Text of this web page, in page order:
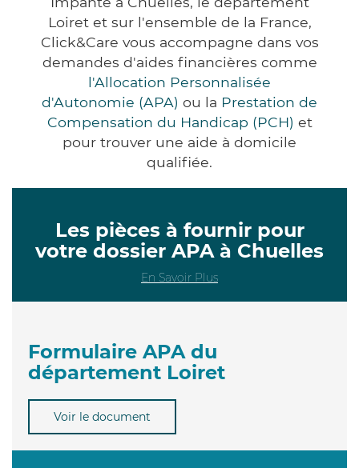
Loiret et sur l'ensemble de la France,
Click&Care vous accompagne dans vos
demandes d'aides financières comme
l'Allocation Personnalisée
d'Autonomie (APA) ou la Prestation de
Compensation du Handicap (PCH) et
pour trouver une aide à domicile
qualifiée.
Les pièces à fournir pour
votre dossier APA à Chuelles
En Savoir Plus
Formulaire APA du
département Loiret
Voir le document